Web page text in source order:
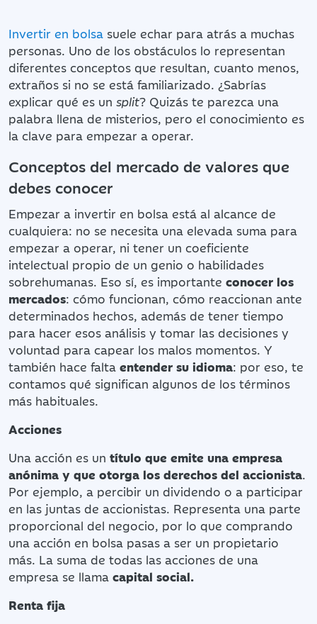
Invertir en bolsa suele echar para atrás a muchas
personas. Uno de los obstáculos lo representan
diferentes conceptos que resultan, cuanto menos,
extraños si no se está familiarizado. ¿Sabrías
explicar qué es un split? Quizás te parezca una
palabra llena de misterios, pero el conocimiento es
la clave para empezar a operar.
Conceptos del mercado de valores que
debes conocer
Empezar a invertir en bolsa está al alcance de
cualquiera: no se necesita una elevada suma para
empezar a operar, ni tener un coeficiente
intelectual propio de un genio o habilidades
sobrehumanas. Eso sí, es importante conocer los
mercados: cómo funcionan, cómo reaccionan ante
determinados hechos, además de tener tiempo
para hacer esos análisis y tomar las decisiones y
voluntad para capear los malos momentos. Y
también hace falta entender su idioma: por eso, te
contamos qué significan algunos de los términos
más habituales.
Acciones
Una acción es un título que emite una empresa
anónima y que otorga los derechos del accionista.
Por ejemplo, a percibir un dividendo o a participar
en las juntas de accionistas. Representa una parte
proporcional del negocio, por lo que comprando
una acción en bolsa pasas a ser un propietario
más. La suma de todas las acciones de una
empresa se llama capital social.
Renta fija